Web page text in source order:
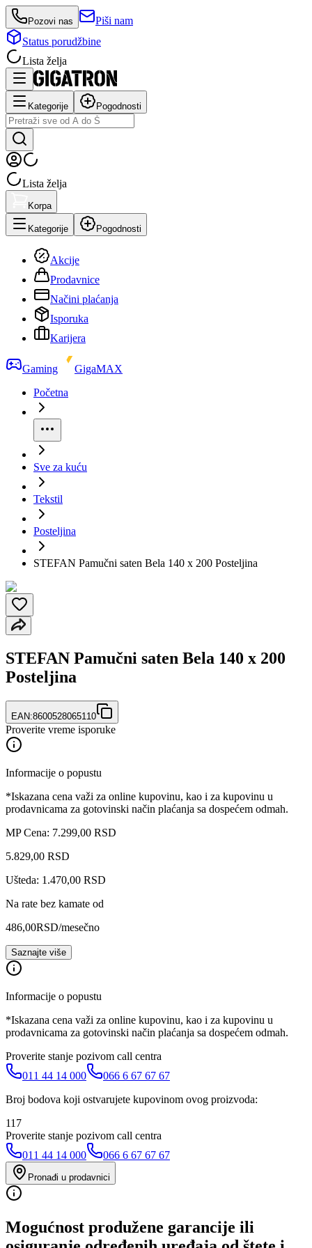
Pozovi nas
Piši nam
Status porudžbine
Lista želja
Kategorije Pogodnosti
Lista želja
Korpa
Kategorije Pogodnosti
Akcije
Prodavnice
Načini plaćanja
Isporuka
Karijera
Gaming
GigaMAX
Početna
Sve za kuću
Tekstil
Posteljina
STEFAN Pamučni saten Bela 140 x 200 Posteljina
STEFAN Pamučni saten Bela 140 x 200
Posteljina
EAN:8600528065110
Proverite vreme isporuke
Informacije o popustu
*Iskazana cena važi za online kupovinu, kao i za kupovinu u
prodavnicama za gotovinski način plaćanja sa dospećem odmah.
MP Cena: 7.299,00 RSD
5.829,00 RSD
Ušteda: 1.470,00 RSD
Na rate bez kamate od
486,00RSD/mesečno
Saznajte više
Informacije o popustu
*Iskazana cena važi za online kupovinu, kao i za kupovinu u
prodavnicama za gotovinski način plaćanja sa dospećem odmah.
Proverite stanje pozivom call centra
011 44 14 000
066 6 67 67 67
Broj bodova koji ostvarujete kupovinom ovog proizvoda:
117
Proverite stanje pozivom call centra
011 44 14 000
066 6 67 67 67
Pronađi u prodavnici
Mogućnost produžene garancije ili